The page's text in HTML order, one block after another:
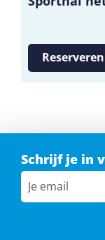
Reserveren
Schrijf je in